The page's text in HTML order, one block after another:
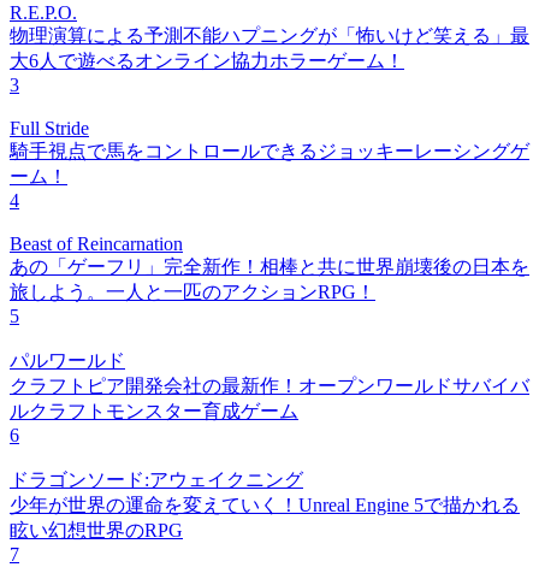
R.E.P.O.
物理演算による予測不能ハプニングが「怖いけど笑える」最
大6人で遊べるオンライン協力ホラーゲーム！
3
Full Stride
騎手視点で馬をコントロールできるジョッキーレーシングゲ
ーム！
4
Beast of Reincarnation
あの「ゲーフリ」完全新作！相棒と共に世界崩壊後の日本を
旅しよう。一人と一匹のアクションRPG！
5
パルワールド
クラフトピア開発会社の最新作！オープンワールドサバイバ
ルクラフトモンスター育成ゲーム
6
ドラゴンソード:アウェイクニング
少年が世界の運命を変えていく！Unreal Engine 5で描かれる
眩い幻想世界のRPG
7